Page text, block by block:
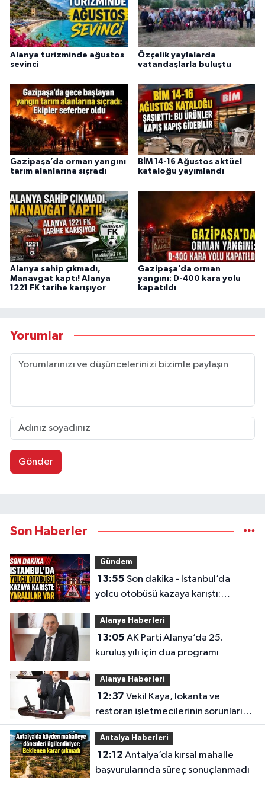
Alanya turizminde ağustos
sevinci
Özçelik yaylalarda
vatandaşlarla buluştu
Gazipaşa’da orman yangını
tarım alanlarına sıçradı
BİM 14-16 Ağustos aktüel
kataloğu yayımlandı
Alanya sahip çıkmadı,
Manavgat kaptı! Alanya
1221 FK tarihe karışıyor
Gazipaşa’da orman
yangını: D-400 kara yolu
kapatıldı
Yorumlar
Gönder
Son Haberler
Gündem
13:55
yolcu otobüsü kazaya karıştı:
Yaralılar var
Alanya Haberleri
13:05
kuruluş yılı için dua programı
Alanya Haberleri
12:37
restoran işletmecilerinin sorunlarını
TBMM’ye taşıdı
Antalya Haberleri
12:12
başvurularında süreç sonuçlanmadı